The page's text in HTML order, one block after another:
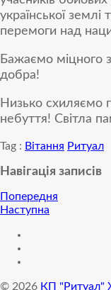
української землі
перемоги над
Бажаємо міцного
добра!
Низько схиляємо
небуття! Світла
Tag : Вітання Ритуал
Навігація записів
Попередня
Наступна
© 2026 КП "Ритуал"